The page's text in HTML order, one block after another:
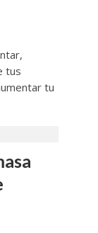
tus
tu